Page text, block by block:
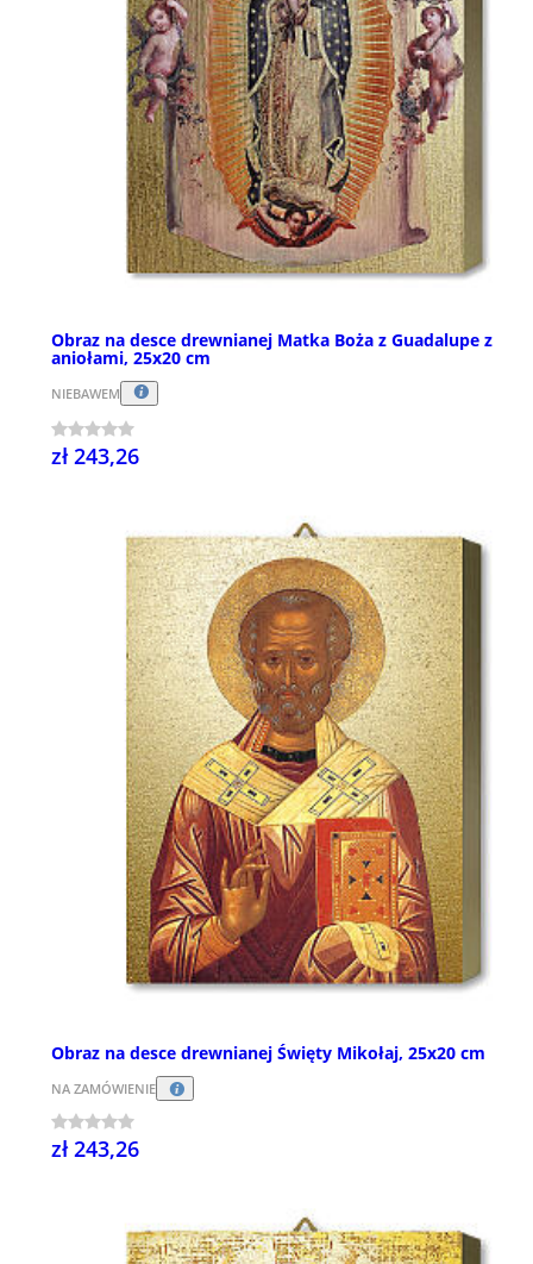
Obraz na desce drewnianej Matka Boża z Guadalupe z
aniołami, 25x20 cm
NIEBAWEM
zł 243,26
Obraz na desce drewnianej Święty Mikołaj, 25x20 cm
NA ZAMÓWIENIE
zł 243,26